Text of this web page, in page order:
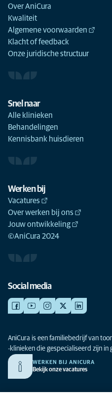
Over AniCura
Kwaliteit
Algemene voorwaarden
Klacht of feedback
Onze juridische structuur
Snel naar
Alle klinieken
Behandelingen
Kennisbank huisdieren
Werken bij
Vacatures
Over werken bij ons
Jouw ontwikkeling
©AniCura 2024
Social media
AniCura is een familiebedrijf van
-klinieken die gespecialiseerd zijn in
WERKEN BIJ ANICURA
Bekijk onze vacatures